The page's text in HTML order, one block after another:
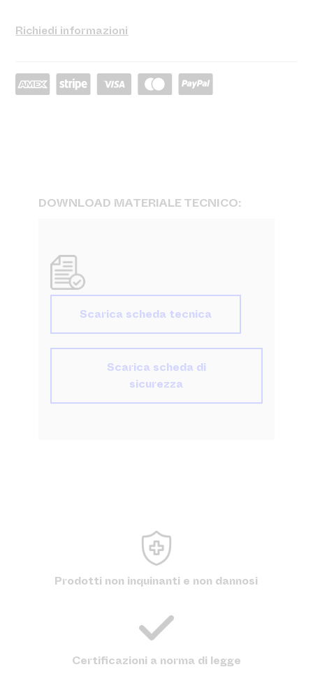
Richiedi informazioni
DOWNLOAD MATERIALE TECNICO:
Scarica scheda tecnica
Scarica scheda di
sicurezza
Prodotti non inquinanti e non dannosi
Certificazioni a norma di legge